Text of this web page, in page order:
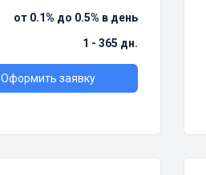
от 0.1% до 0.5% в день
1 - 365 дн.
Оформить заявку